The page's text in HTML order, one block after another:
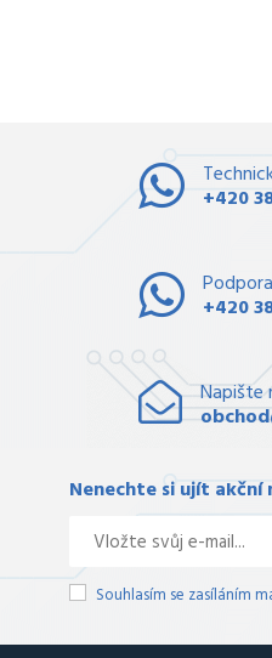
+420
+420
Napište
Nenechte si ujít akční
Souhlasím se zasíláním